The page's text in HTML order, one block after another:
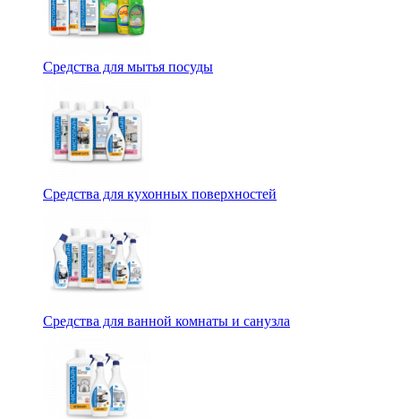
Средства для мытья посуды
Средства для кухонных поверхностей
Средства для ванной комнаты и санузла